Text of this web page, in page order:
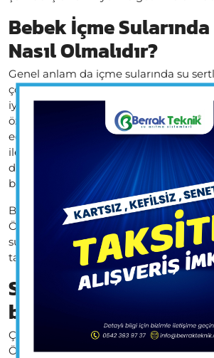
Bebek İçme
Nasıl Olmalıdır?
Genel anlam da içme sularında su
çözünmüş halde bulunan kalsiyum
iyonlarının fazla veya eksikliği belirler.
özellikle bebeğe ilk 6 ay orta sertlikte
edilmelidir. Evler de bulunan su arıtma
ile üretilen suların yumuşak
dışarıda pet şişe içerisinde bulunan
bilmek gözle görülür bir yazı ile
Bu tür suların sertliğini anlamak için
Öyle ki sabunu köpürtmeyen su sert
sular bebeğin sağlığı açısından
tavsiye edilmeyen sulardır.
Sağlıklı İçme Suyu
bulunması Gereken
Çocuğun su ihtiyacı bir besin olarak
Öyle ki besinlerin vücut içerisinde